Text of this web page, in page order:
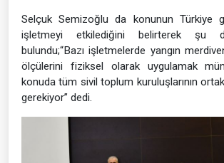
Selçuk Semizoğlu da konunun Türkiye
işletmeyi etkilediğini belirterek şu
bulundu;“Bazı işletmelerde yangın
ölçülerini fiziksel olarak uygulamak
konuda tüm sivil toplum kuruluşlarının
gerekiyor” dedi.